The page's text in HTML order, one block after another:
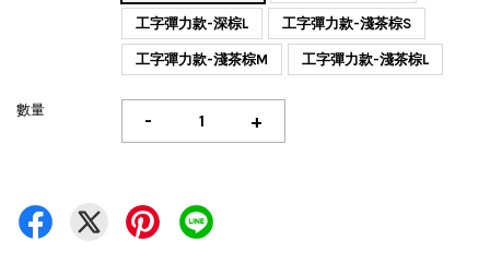
工字彈力款-深棕L 工字彈力款-淺茶棕S
工字彈力款-淺茶棕M 工字彈力款-淺茶棕L
數量 - +